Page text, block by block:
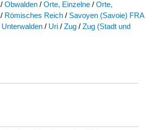
/ Obwalden / Orte, Einzelne / Orte,
/ Römisches Reich / Savoyen (Savoie) FRA
Unterwalden / Uri / Zug / Zug (Stadt und